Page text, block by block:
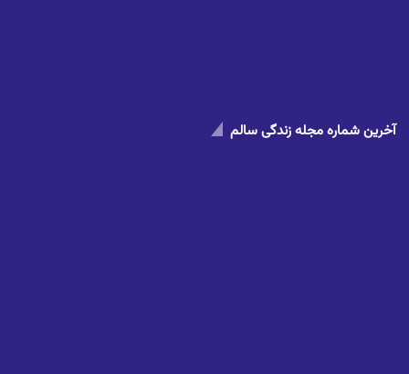
آخرین شماره مجله زندگی سالم